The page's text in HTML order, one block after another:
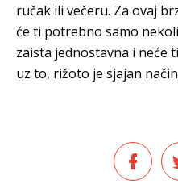
ručak ili večeru. Za ovaj
će ti potrebno samo
zaista jednostavna i neće
uz to, rižoto je sjajan